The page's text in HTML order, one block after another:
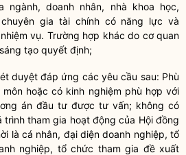
ngành, doanh nhân, nhà khoa học,
gia tài chính có năng lực và
vụ. Trường hợp khác do cơ quan
tạo quyết định;
duyệt đáp ứng các yêu cầu sau: Phù
hoặc có kinh nghiệm phù hợp với
án đầu tư được tư vấn; không có
tham gia hoạt động của Hội đồng
là cá nhân, đại diện doanh nghiệp, tổ
nghiệp, tổ chức tham gia đề xuất